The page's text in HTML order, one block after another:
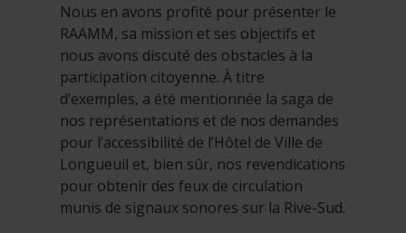
Nous en avons profité pour présenter le
RAAMM, sa mission et ses objectifs et
nous avons discuté des obstacles à la
participation citoyenne. À titre
d’exemples, a été mentionnée la saga de
nos représentations et de nos demandes
pour l’accessibilité de l’Hôtel de Ville de
Longueuil et, bien sûr, nos revendications
pour obtenir des feux de circulation
munis de signaux sonores sur la Rive-Sud.